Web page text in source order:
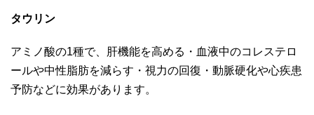
タウリン
アミノ酸の1種で、肝機能を高める・血液中のコレステロ
ールや中性脂肪を減らす・視力の回復・動脈硬化や心疾患
予防などに効果があります。